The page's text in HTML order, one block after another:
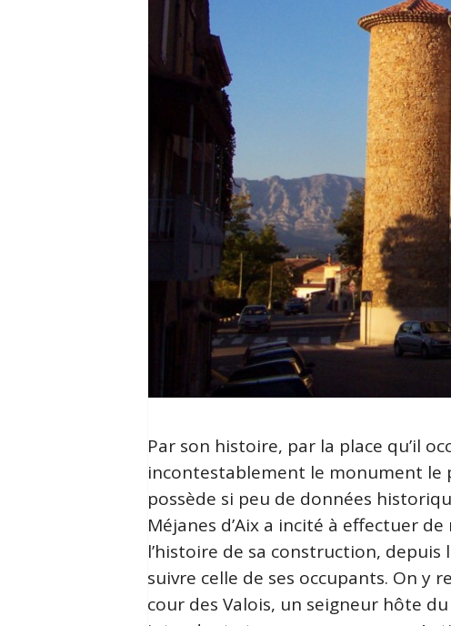
Par son histoire, par la place qu’il
incontestablement le monument le
possède si peu de données
Méjanes d’Aix a incité à effectuer
l’histoire de sa construction, depuis
suivre celle de ses occupants. On y
cour des Valois, un seigneur hôte